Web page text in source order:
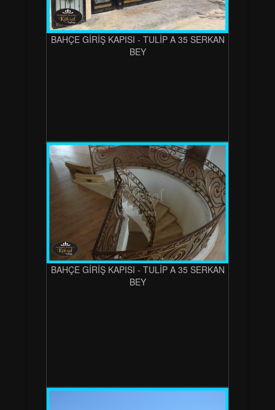
BAHÇE GİRİŞ KAPISI - TULİP A 35 SERKAN
BEY
BAHÇE GİRİŞ KAPISI - TULİP A 35 SERKAN
BEY